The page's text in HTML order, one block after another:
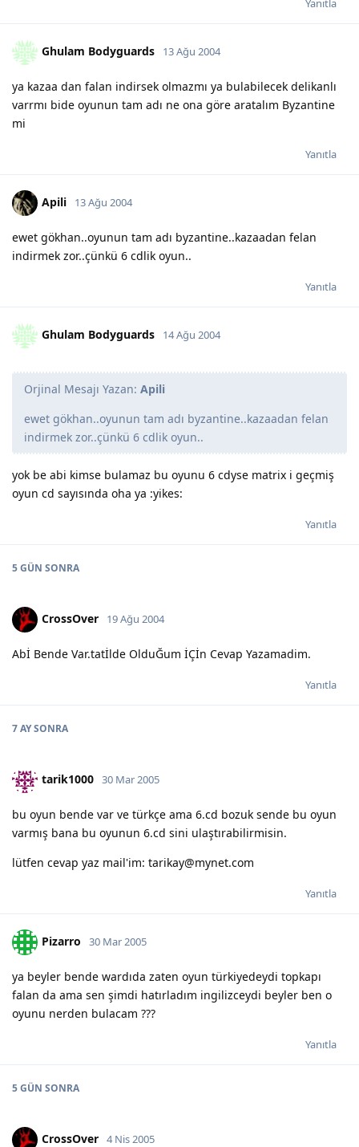
Yanıtla
Ghulam Bodyguards 13 Ağu 2004
ya kazaa dan falan indirsek olmazmı ya bulabilecek delikanlı
varrmı bide oyunun tam adı ne ona göre aratalım Byzantine
mi
Yanıtla
Apili 13 Ağu 2004
ewet gökhan..oyunun tam adı byzantine..kazaadan felan
indirmek zor..çünkü 6 cdlik oyun..
Yanıtla
Ghulam Bodyguards 14 Ağu 2004
Orjinal Mesajı Yazan: Apili
ewet gökhan..oyunun tam adı byzantine..kazaadan felan
indirmek zor..çünkü 6 cdlik oyun..
yok be abi kimse bulamaz bu oyunu 6 cdyse matrix i geçmiş
oyun cd sayısında oha ya :yikes:
Yanıtla
5 GÜN SONRA
CrossOver 19 Ağu 2004
Abİ Bende Var.tatİlde OlduĞum İÇİn Cevap Yazamadim.
Yanıtla
7 AYSONRA
tarik1000 30 Mar 2005
bu oyun bende var ve türkçe ama 6.cd bozuk sende bu oyun
varmış bana bu oyunun 6.cd sini ulaştırabilirmisin.
lütfen cevap yaz mail'im: tarikay@mynet.com
Yanıtla
Pizarro 30 Mar 2005
ya beyler bende wardıda zaten oyun türkiyedeydi topkapı
falan da ama sen şimdi hatırladım ingilizceydi beyler ben o
oyunu nerden bulacam ???
Yanıtla
5 GÜN SONRA
CrossOver 4 Nis 2005